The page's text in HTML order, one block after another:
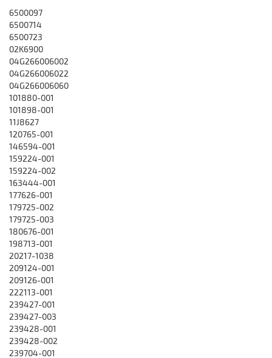
6500097
6500714
6500723
02K6900
04G266006002
04G266006022
04G266006060
101880-001
101898-001
11J8627
120765-001
146594-001
159224-001
159224-002
163444-001
177626-001
179725-002
179725-003
180676-001
198713-001
20217-1038
209124-001
209126-001
222113-001
239427-001
239427-003
239428-001
239428-002
239704-001